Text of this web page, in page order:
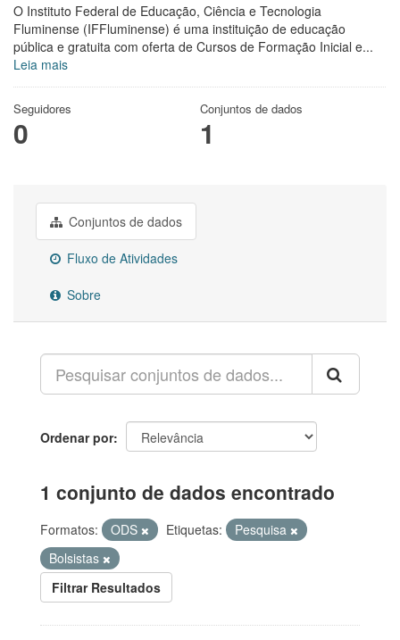
O Instituto Federal de Educação, Ciência e Tecnologia
Fluminense (IFFluminense) é uma instituição de educação
pública e gratuita com oferta de Cursos de Formação Inicial e...
Leia mais
Seguidores
0
Conjuntos de dados
1
Conjuntos de dados
Fluxo de Atividades
Sobre
Ordenar por
1 conjunto de dados encontrado
Formatos: ODS Etiquetas:
Pesquisa
Bolsistas
Filtrar Resultados